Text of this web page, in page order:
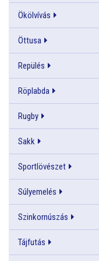
Ökölvívás
Öttusa
Repülés
Röplabda
Rugby
Sakk
Sportlövészet
Súlyemelés
Szinkornúszás
Tájfutás